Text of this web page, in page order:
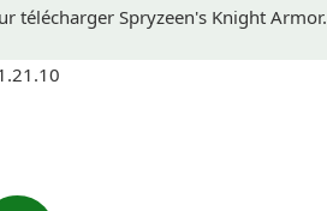
télécharger Spryzeen's Knight Armor.